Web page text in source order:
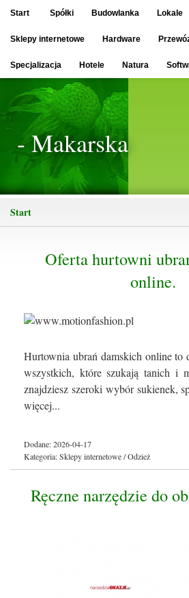
Start Spółki Budowlanka Lokale
Sklepy internetowe Hardware
Specjalizacja Hotele Natura
- Makarska
Start
Oferta hurtowni ubrań damskich
online.
Hurtownia ubrań damskich online to
wszystkich, które szukają tanich i
znajdziesz szeroki wybór sukienek,
więcej...
Dodane: 2026-04-17
Kategoria: Sklepy internetowe / Odzież
Ręczne narzędzie do